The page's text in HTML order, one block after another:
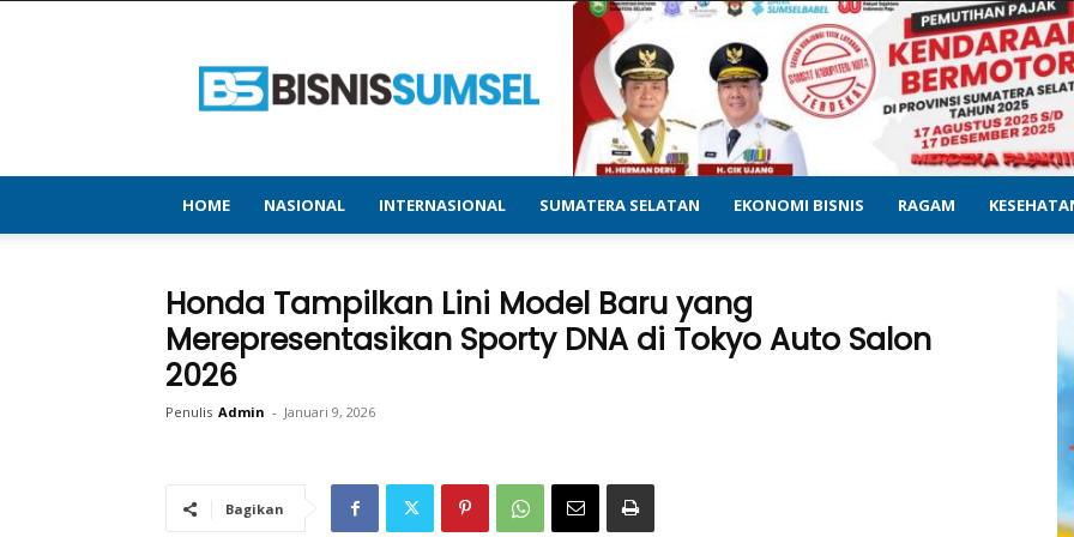
–
Menyajikan
&
Terupdate
HOME NASIONAL INTERNASIONAL SUMATERA SELATAN EKONOMI BISNIS RAGAM
Honda Tampilkan Lini Model Baru yang
Merepresentasikan Sporty DNA di Tokyo Auto Salon
2026
Penulis Admin - Januari 9, 2026
Bagikan